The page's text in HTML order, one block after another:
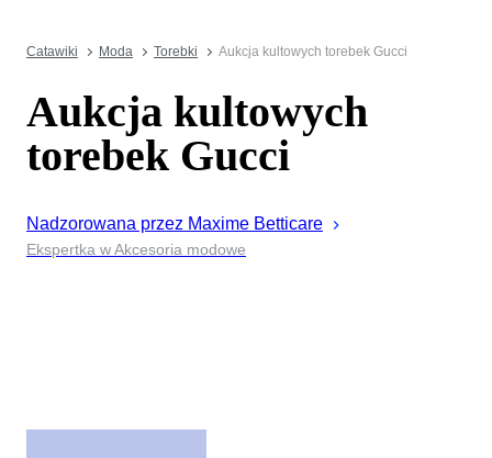
Catawiki Moda Torebki Aukcja kultowych torebek Gucci
Aukcja kultowych
torebek Gucci
Nadzorowana przez Maxime Betticare
Ekspertka w Akcesoria modowe